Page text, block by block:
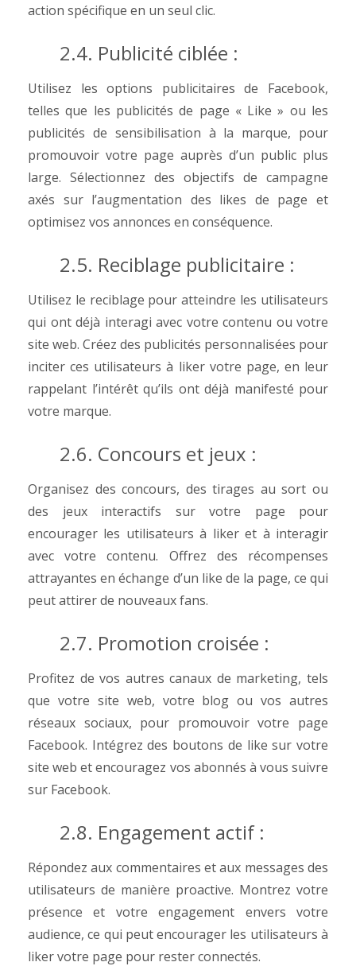
action spécifique en un seul clic.
2.4. Publicité ciblée :
Utilisez les options publicitaires de Facebook,
telles que les publicités de page « Like » ou les
publicités de sensibilisation à la marque, pour
promouvoir votre page auprès d’un public plus
large. Sélectionnez des objectifs de campagne
axés sur l’augmentation des likes de page et
optimisez vos annonces en conséquence.
2.5. Reciblage publicitaire :
Utilisez le reciblage pour atteindre les utilisateurs
qui ont déjà interagi avec votre contenu ou votre
site web. Créez des publicités personnalisées pour
inciter ces utilisateurs à liker votre page, en leur
rappelant l’intérêt qu’ils ont déjà manifesté pour
votre marque.
2.6. Concours et jeux :
Organisez des concours, des tirages au sort ou
des jeux interactifs sur votre page pour
encourager les utilisateurs à liker et à interagir
avec votre contenu. Offrez des récompenses
attrayantes en échange d’un like de la page, ce qui
peut attirer de nouveaux fans.
2.7. Promotion croisée :
Profitez de vos autres canaux de marketing, tels
que votre site web, votre blog ou vos autres
réseaux sociaux, pour promouvoir votre page
Facebook. Intégrez des boutons de like sur votre
site web et encouragez vos abonnés à vous suivre
sur Facebook.
2.8. Engagement actif :
Répondez aux commentaires et aux messages des
utilisateurs de manière proactive. Montrez votre
présence et votre engagement envers votre
audience, ce qui peut encourager les utilisateurs à
liker votre page pour rester connectés.